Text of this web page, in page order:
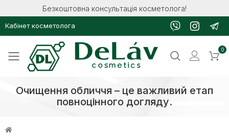
Безкоштовна консультація косметолога!
Кабінет косметолога
Toggle mobile menu
0
Очищення обличчя – це важливий етап
повноцінного догляду.